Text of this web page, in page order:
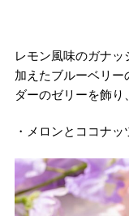
レモン風味のガナ
加えたブルーベリ
ダーのゼリーを飾り
・メロンとココナ